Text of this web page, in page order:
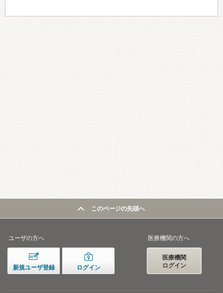
このページの先頭へ
ユーザの方へ
新規ユーザ登録 ログイン
医療機関の方へ
医療機関
ログイン